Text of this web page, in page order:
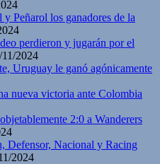
Peñarol los ganadores de la
perdieron y jugarán por el
11/2024
Uruguay le ganó agónicamente
nueva victoria ante Colombia
2:0 a Wanderers
Defensor, Nacional y Racing
2024